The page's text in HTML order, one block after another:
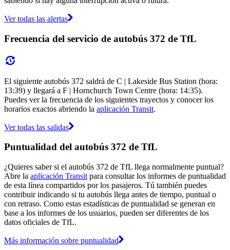
Ver todas las alertas
Frecuencia del servicio de autobús 372 de TfL
El siguiente autobús 372 saldrá de C | Lakeside Bus Station (hora:
13:39) y llegará a F | Hornchurch Town Centre (hora: 14:35).
Puedes ver la frecuencia de los siguientes trayectos y conocer los
horarios exactos abriendo la aplicación Transit.
Ver todas las salidas
Puntualidad del autobús 372 de TfL
¿Quieres saber si el autobús 372 de TfL llega normalmente puntual?
Abre la aplicación Transit para consultar los informes de puntualidad
de esta línea compartidos por los pasajeros. Tú también puedes
contribuir indicando si tu autobús llega antes de tiempo, puntual o
con retraso. Como estas estadísticas de puntualidad se generan en
base a los informes de los usuarios, pueden ser diferentes de los
datos oficiales de TfL.
Más información sobre puntualidad